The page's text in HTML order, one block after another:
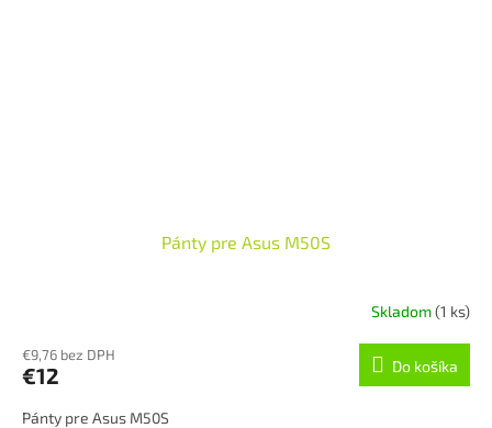
Pánty pre Asus M50S
Skladom(1 ks)
€9,76 bez DPH
€12 Do košíka
Pánty pre Asus M50S